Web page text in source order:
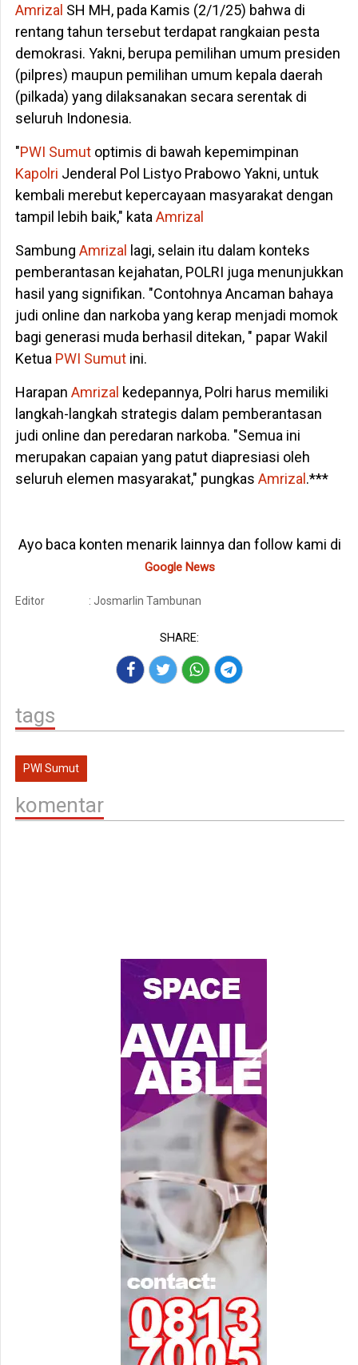
Amrizal SH MH, pada Kamis (2/1/25) bahwa di
rentang tahun tersebut terdapat rangkaian pesta
demokrasi. Yakni, berupa pemilihan umum presiden
(pilpres) maupun pemilihan umum kepala daerah
(pilkada) yang dilaksanakan secara serentak di
seluruh Indonesia.
"PWI Sumutoptimis di bawah kepemimpinan
Kapolri Jenderal Pol Listyo Prabowo Yakni, untuk
kembali merebut kepercayaan masyarakat dengan
tampil lebih baik," kata Amrizal
Sambung Amrizal lagi, selain itu dalam konteks
pemberantasan kejahatan, POLRI juga menunjukkan
hasil yang signifikan. "Contohnya Ancaman bahaya
judi online dan narkoba yang kerap menjadi momok
bagi generasi muda berhasil ditekan, " papar Wakil
Ketua PWI Sumutini.
Harapan Amrizal kedepannya, Polri harus memiliki
langkah-langkah strategis dalam pemberantasan
judi online dan peredaran narkoba. "Semua ini
merupakan capaian yang patut diapresiasi oleh
seluruh elemen masyarakat," pungkas Amrizal.***
Ayo baca konten menarik lainnya dan follow kami di
Google News
Editor : Josmarlin Tambunan
SHARE:
tags
PWI Sumut
komentar